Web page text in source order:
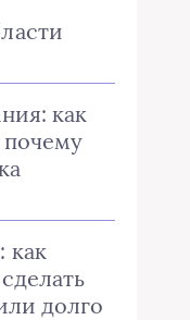
как
почему
как
долго